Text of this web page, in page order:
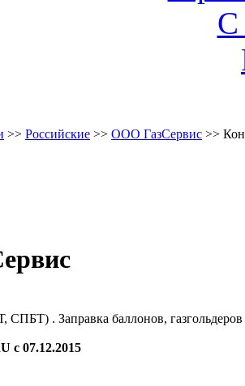
С
>> Российские >> ООО ГазСервис >>
СПБТ) . Заправка баллонов, газгольдеров
с 07.12.2015